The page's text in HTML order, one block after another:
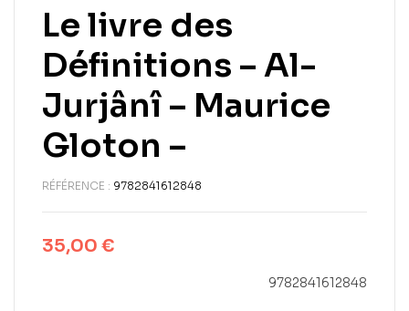
Le livre des
Définitions – Al-
Jurjânî – Maurice
Gloton –
RÉFÉRENCE : 9782841612848
35,00 €
9782841612848